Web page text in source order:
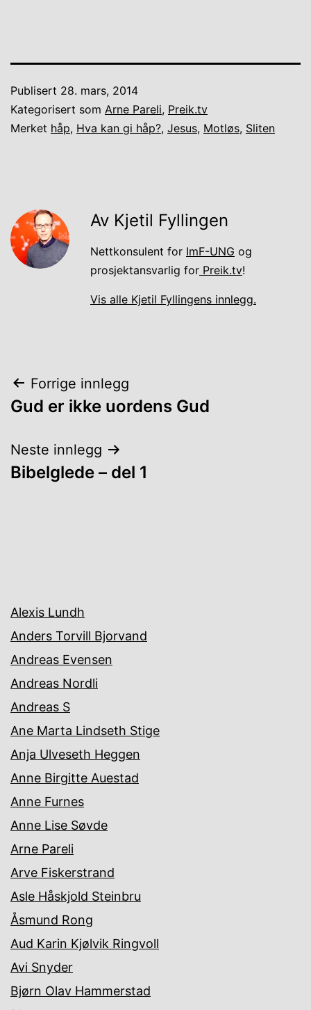
Publisert 28. mars, 2014
Kategorisert som Arne Pareli, Preik.tv
Merket håp, Hva kan gi håp?, Jesus, Motløs, Sliten
Av Kjetil Fyllingen
Nettkonsulent for ImF-UNG og
prosjektansvarlig for Preik.tv!
Vis alle Kjetil Fyllingens innlegg.
Innleggsnavigasjon
Forrige innlegg
Gud er ikke uordens Gud
Neste innlegg
Bibelglede – del 1
Alexis Lundh
Anders Torvill Bjorvand
Andreas Evensen
Andreas Nordli
Andreas S
Ane Marta Lindseth Stige
Anja Ulveseth Heggen
Anne Birgitte Auestad
Anne Furnes
Anne Lise Søvde
Arne Pareli
Arve Fiskerstrand
Asle Håskjold Steinbru
Åsmund Rong
Aud Karin Kjølvik Ringvoll
Avi Snyder
Bjørn Olav Hammerstad